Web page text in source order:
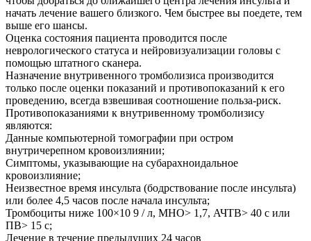
начать лечение вашего близкого. Чем быстрее вы поедете, тем
выше его шансы.
Оценка состояния пациента проводится после
неврологического статуса и нейровизуализации головы с
помощью штатного сканера.
Назначение внутривенного тромболизиса производится
только после оценки показаний и противопоказаний к его
проведению, всегда взвешивая соотношение польза-риск.
Противопоказаниями к внутривенному тромболизису
являются:
Данные компьютерной томографии при остром
внутричерепном кровоизлиянии;
Симптомы, указывающие на субарахноидальное
кровоизлияние;
Неизвестное время инсульта (бодрствование после инсульта)
или более 4,5 часов после начала инсульта;
Тромбоциты ниже 100×10 9 / л, МНО> 1,7, АЧТВ> 40 с или
ПВ> 15 с;
Лечение в течение предыдущих 24 часов